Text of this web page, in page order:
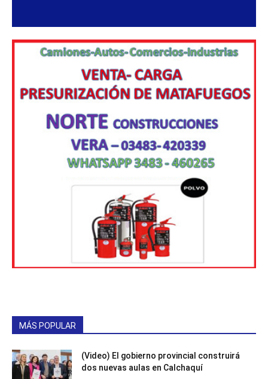
MÁS POPULAR
(Video) El gobierno provincial construirá
dos nuevas aulas en Calchaquí